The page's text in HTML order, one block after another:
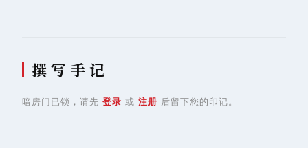
撰 写 手 记
暗房门已锁，请先 登录 或 注册 后留下您的印记。